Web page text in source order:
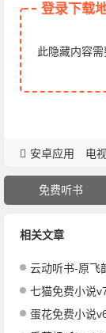
登录下载
此隐藏内容需
安卓应用 电
免费听书
相关文章
云动听书-原飞
七猫免费小说
蛋花免费小说